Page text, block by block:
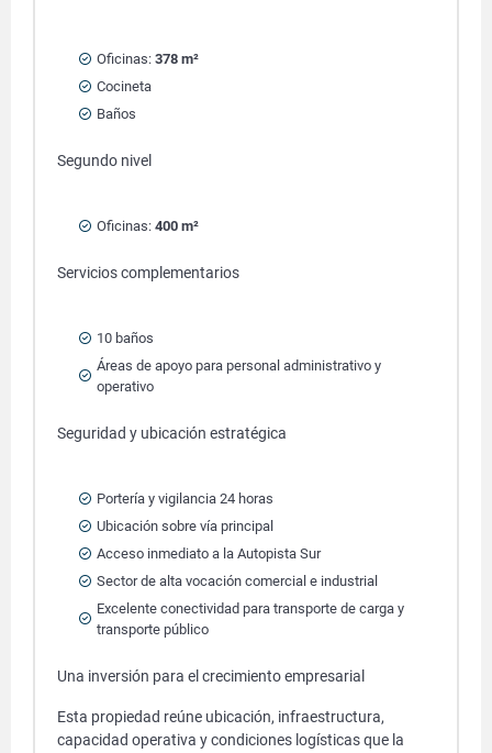
Oficinas: 378 m²
Cocineta
Baños
Segundo nivel
Oficinas: 400 m²
Servicios complementarios
10 baños
Áreas de apoyo para personal administrativo y
operativo
Seguridad y ubicación estratégica
Portería y vigilancia 24 horas
Ubicación sobre vía principal
Acceso inmediato a la Autopista Sur
Sector de alta vocación comercial e industrial
Excelente conectividad para transporte de carga y
transporte público
Una inversión para el crecimiento empresarial
Esta propiedad reúne ubicación, infraestructura,
capacidad operativa y condiciones logísticas que la